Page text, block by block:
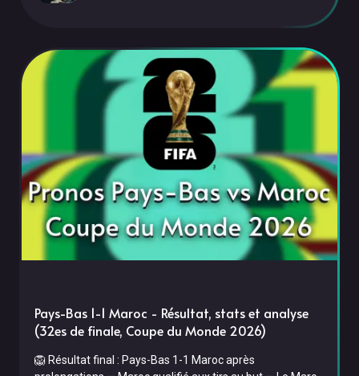
Paraguay le 4 juillet à 23h00. Pour leur entrée en phase à
Pays-Bas 1-1 Maroc - Résultat, stats et analyse
(32es de finale, Coupe du Monde 2026)
🦁 Résultat final : Pays-Bas 1-1 Maroc après